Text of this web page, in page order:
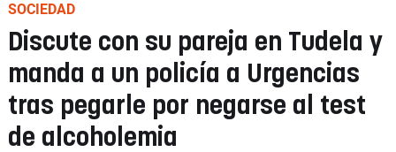
SOCIEDAD
Discute con su pareja en Tudela y
manda a un policía a Urgencias
tras pegarle por negarse al test
de alcoholemia